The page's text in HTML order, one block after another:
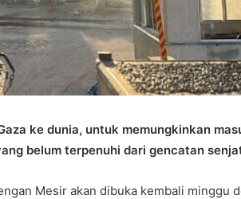
ke dunia, untuk memungkinkan
belum terpenuhi dari gencatan
Mesir akan dibuka kembali minggu